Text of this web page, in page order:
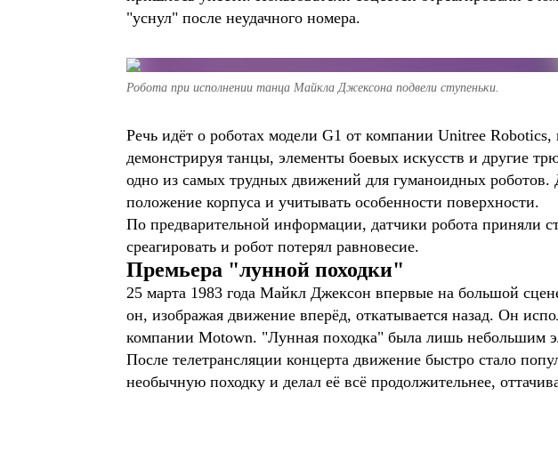
"уснул" после неудачного номера.
Робота при исполнении танца Майкла Джексона подвели ступеньки.
Речь идёт о роботах модели G1 от компании Unitree
демонстрируя танцы, элементы боевых искусств и другие
одно из самых трудных движений для гуманоидных роботов.
положение корпуса и учитывать особенности поверхности.
По предварительной информации, датчики робота приняли
среагировать и робот потерял равновесие.
Премьера "лунной походки"
25 марта 1983 года Майкл Джексон впервые на большой
он, изображая движение вперёд, откатывается назад. Он
компании Motown. "Лунная походка" была лишь небольшим
После телетрансляции концерта движение быстро стало
необычную походку и делал её всё продолжительнее,